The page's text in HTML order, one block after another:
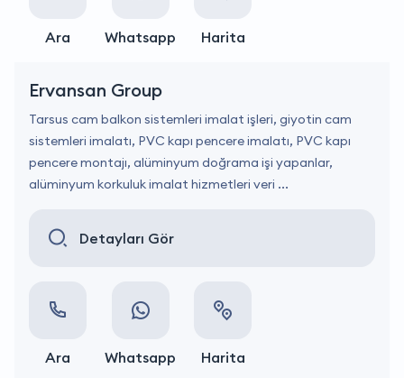
Ara Whatsapp Harita
Ervansan Group
Tarsus cam balkon sistemleri imalat işleri, giyotin cam
sistemleri imalatı, PVC kapı pencere imalatı, PVC kapı
pencere montajı, alüminyum doğrama işi yapanlar,
alüminyum korkuluk imalat hizmetleri veri ...
Detayları Gör
Ara Whatsapp Harita